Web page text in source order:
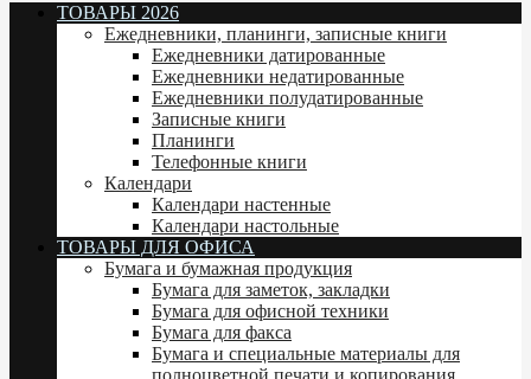
ТОВАРЫ 2026
Ежедневники, планинги, записные книги
Ежедневники датированные
Ежедневники недатированные
Ежедневники полудатированные
Записные книги
Планинги
Телефонные книги
Календари
Календари настенные
Календари настольные
ТОВАРЫ ДЛЯ ОФИСА
Бумага и бумажная продукция
Бумага для заметок, закладки
Бумага для офисной техники
Бумага для факса
Бумага и специальные материалы для
полноцветной печати и копирования